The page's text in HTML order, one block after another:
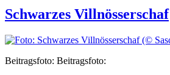
Schwarzes Villnösserschaf
Beitragsfoto: Beitragsfoto: